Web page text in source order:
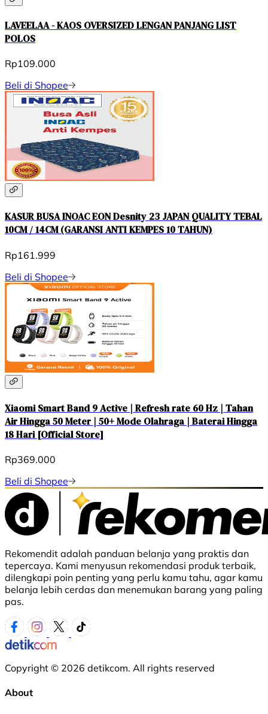
LAVEELAA - KAOS OVERSIZED LENGAN PANJANG LIST
POLOS
Rp109.000
Beli di Shopee
KASUR BUSA INOAC EON Desnity 23 JAPAN QUALITY TEBAL
10CM / 14CM (GARANSI ANTI KEMPES 10 TAHUN)
Rp161.999
Beli di Shopee
Xiaomi Smart Band 9 Active | Refresh rate 60 Hz | Tahan
Air Hingga 50 Meter | 50+ Mode Olahraga | Baterai Hingga
18 Hari [Official Store]
Rp369.000
Beli di Shopee
Rekomendit adalah panduan belanja yang praktis dan
tepercaya. Kami menyusun rekomendasi produk terbaik,
dilengkapi poin penting yang perlu kamu tahu, agar kamu
belanja lebih cerdas dan menemukan barang yang paling
pas.
Copyright © 2026 detikcom. All rights reserved
About